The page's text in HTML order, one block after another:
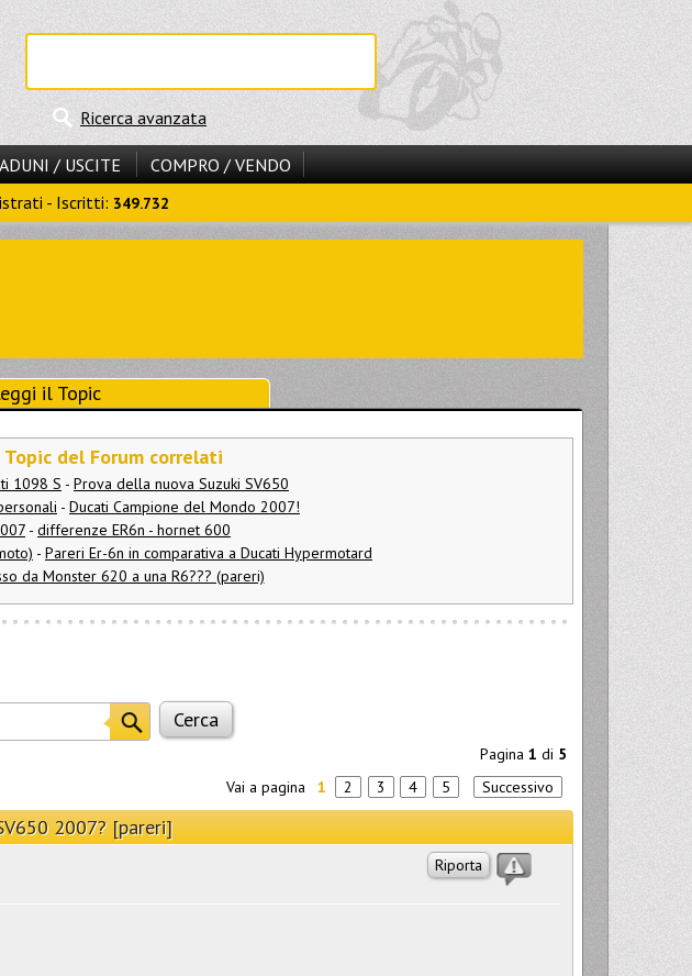
Ricerca avanzata
/ USCITE
COMPRO / VENDO
- Iscritti: 349.732
il Topic
del Forum correlati
1098 S - Prova della nuova Suzuki SV650
- Ducati Campione del Mondo 2007!
- differenze ER6n - hornet 600
- Pareri Er-6n in comparativa a Ducati Hypermotard
da Monster 620 a una R6??? (pareri)
Pagina 1 di 5
Vai a pagina
1 2 3 4 5 Successivo
2007? [pareri]
Riporta